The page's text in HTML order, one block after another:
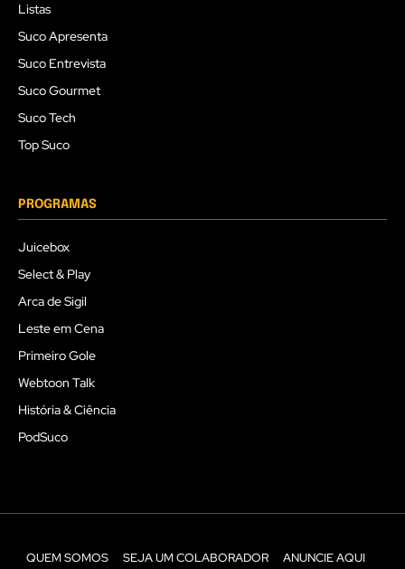
Listas
Suco Apresenta
Suco Entrevista
Suco Gourmet
Suco Tech
Top Suco
PROGRAMAS
Juicebox
Select & Play
Arca de Sigil
Leste em Cena
Primeiro Gole
Webtoon Talk
História & Ciência
PodSuco
QUEM SOMOS SEJA UM COLABORADOR ANUNCIE AQUI